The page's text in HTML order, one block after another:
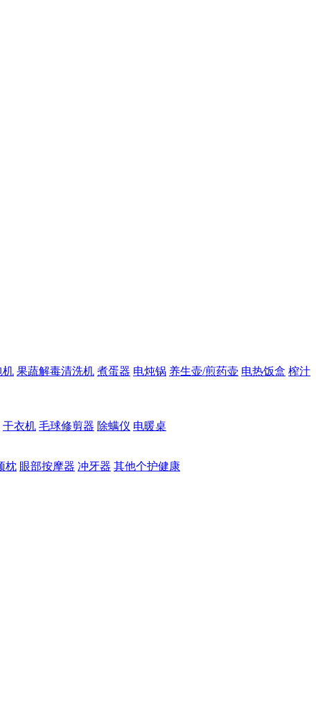
机 果蔬解毒清洗机 煮蛋器 电炖锅 养生壶/煎药壶 电热饭盒 榨汁
干衣机 毛球修剪器 除螨仪 电暖桌
枕 眼部按摩器 冲牙器 其他个护健康